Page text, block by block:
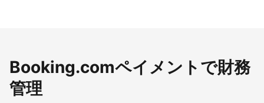
Booking.comペイメントで財務
管理